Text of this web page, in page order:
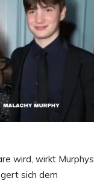
wird, wirkt Murphys
sich dem